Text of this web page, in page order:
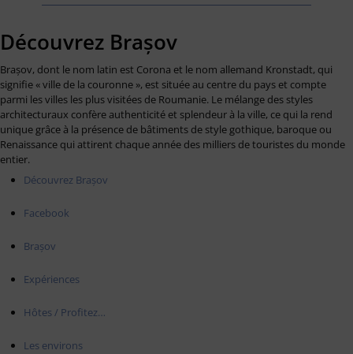
Découvrez Brașov
Brașov, dont le nom latin est Corona et le nom allemand Kronstadt, qui
signifie « ville de la couronne », est située au centre du pays et compte
parmi les villes les plus visitées de Roumanie. Le mélange des styles
architecturaux confère authenticité et splendeur à la ville, ce qui la rend
unique grâce à la présence de bâtiments de style gothique, baroque ou
Renaissance qui attirent chaque année des milliers de touristes du monde
entier.
Découvrez Brașov
Facebook
Brașov
Expériences
Hôtes / Profitez…
Les environs